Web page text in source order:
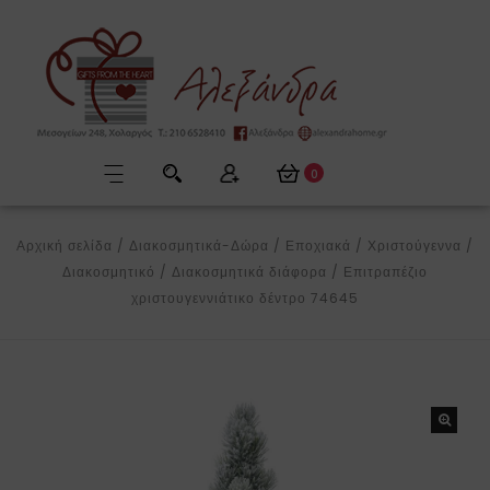
0
Αρχική σελίδα / Διακοσμητικά-Δώρα / Εποχιακά / Χριστούγεννα /
Διακοσμητικό / Διακοσμητικά διάφορα / Επιτραπέζιο
χριστουγεννιάτικο δέντρο 74645